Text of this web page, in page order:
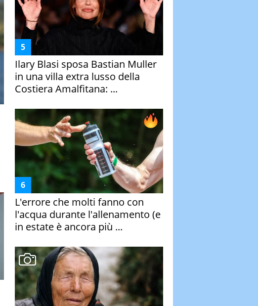
Ilary Blasi sposa Bastian Muller
in una villa extra lusso della
Costiera Amalfitana: ...
L'errore che molti fanno con
l'acqua durante l'allenamento (e
in estate è ancora più ...